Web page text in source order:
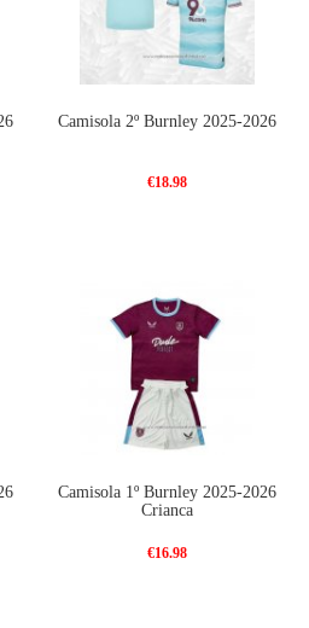
Camisola 2º Burnley 2025-2026
€18.98
Camisola 1º Burnley 2025-2026
Crianca
€16.98